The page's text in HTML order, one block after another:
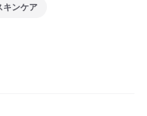
ンケア